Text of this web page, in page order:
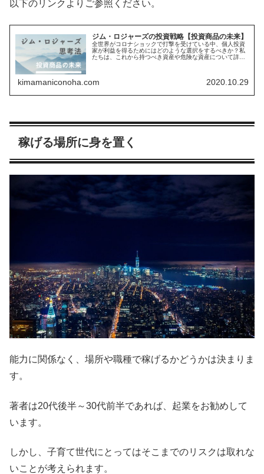
以下のリンクよりご参照ください。
ジム・ロジャーズの投資戦略【投資商品の未来】
全世界がコロナショックで打撃を受けている中、個人投資
家が利益を得るためにはどのような選択をするべきか？私
たちは、これから持つべき資産や危険な資産について詳し
kimamaniconoha.com 2020.10.29
稼げる場所に身を置く
能力に関係なく、場所や職種で稼げるかどうかは決まりま
す。
著者は20代後半～30代前半であれば、起業をお勧めして
います。
しかし、子育て世代にとってはそこまでのリスクは取れな
いことが考えられます。